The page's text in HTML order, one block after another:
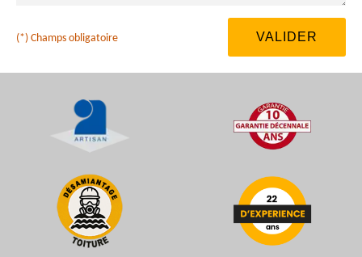
(*) Champs obligatoire